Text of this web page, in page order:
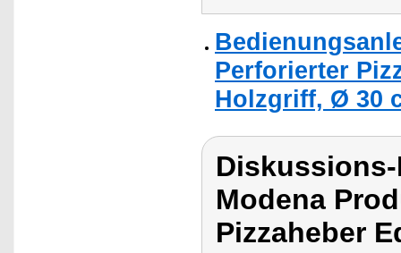
Perforierter
Holzgriff, Ø 30
Modena
Pizzaheber